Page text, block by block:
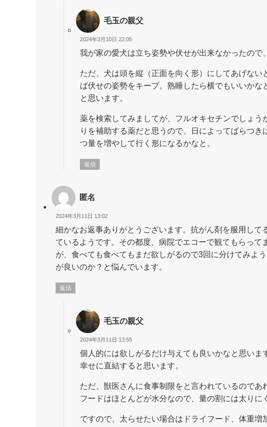
毛玉の親父
2024年3月10日 22:05
我が家の愛犬は立ち姿勢や伏せが出来なかったので
ただ、犬は頭を縦（正面を向く形）にしてあげな
ば伏せの姿勢をキープ。熟睡したら横でもいいか
と思います。
薬を検索してみましてが、フルオキセチンでしょ
りを補助する薬だと思うので、日によってばらつ
つ量を増やして行く形になるかなと。
返信
匿名
2024年3月11日 13:02
細かなお返事ありがとうございます。抗がん剤を服用し
ているようです。その都度、病院でエコーで観てもらっ
が、食べても食べてもまだ欲しがるので3回に分けてみよ
が良いのか？と悩んでいます。
返信
毛玉の親父
2024年3月11日 13:55
個人的には欲しがるだけ与えても良いかなと思いま
幸せに直結すると思います。
ただ、獣医さんに食事制限をと言われているので
フードはほとんどが水分なので、量の割には太りに
ですので、太らせたい場合はドライフード、体重